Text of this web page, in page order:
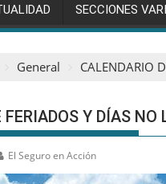
SECCIONES
General CALENDARIO
FERIADOS Y DÍAS
El Seguro en Acción